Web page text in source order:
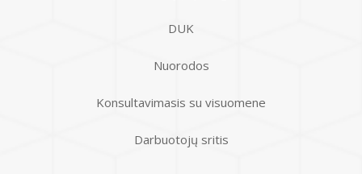
DUK
Nuorodos
Konsultavimasis su visuomene
Darbuotojų sritis